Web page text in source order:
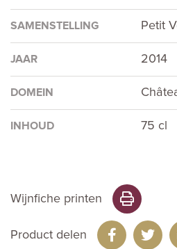
SAMENSTELLING Petit
JAAR 2014
DOMEIN
INHOUD 75 cl
Wijnfiche printen
Product delen